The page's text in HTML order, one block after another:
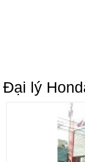
Đại lý